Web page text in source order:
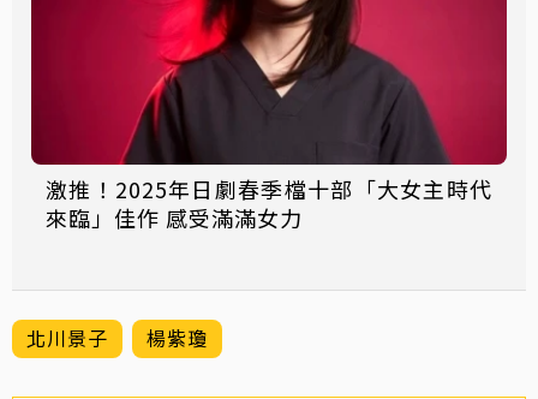
激推！2025年日劇春季檔十部「大女主時代
來臨」佳作 感受滿滿女力
北川景子 楊紫瓊